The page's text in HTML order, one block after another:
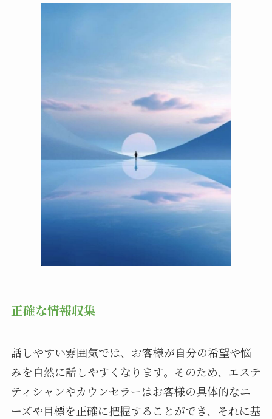
正確な情報収集
話しやすい雰囲気では、お客様が自分の希望や悩
みを自然に話しやすくなります。そのため、エステ
ティシャンやカウンセラーはお客様の具体的なニ
ーズや目標を正確に把握することができ、それに基